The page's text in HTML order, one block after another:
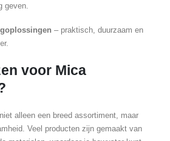
geven.
– praktisch, duurzaam en
voor Mica
alleen een breed assortiment, maar
Veel producten zijn gemaakt van